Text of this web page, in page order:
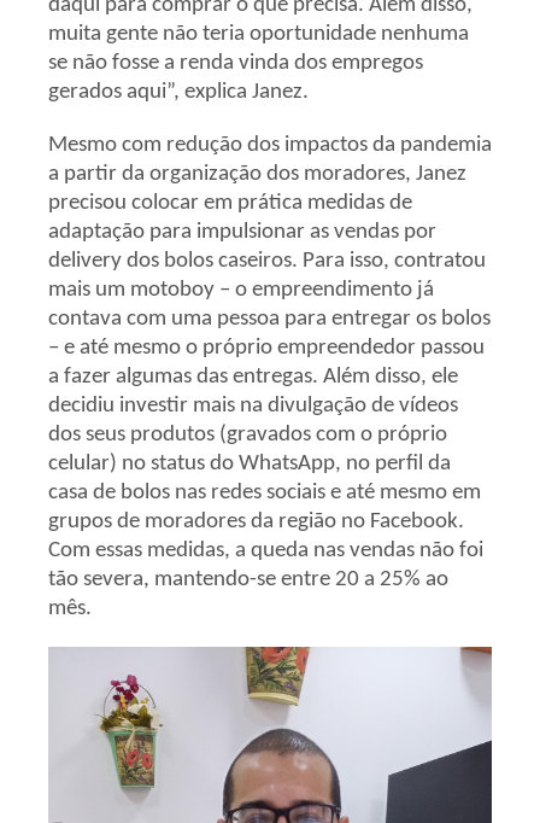
daqui para comprar o que precisa. Além disso,
muita gente não teria oportunidade nenhuma
se não fosse a renda vinda dos empregos
gerados aqui”, explica Janez.
Mesmo com redução dos impactos da pandemia
a partir da organização dos moradores, Janez
precisou colocar em prática medidas de
adaptação para impulsionar as vendas por
delivery dos bolos caseiros. Para isso, contratou
mais um motoboy – o empreendimento já
contava com uma pessoa para entregar os bolos
– e até mesmo o próprio empreendedor passou
a fazer algumas das entregas. Além disso, ele
decidiu investir mais na divulgação de vídeos
dos seus produtos (gravados com o próprio
celular) no status do WhatsApp, no perfil da
casa de bolos nas redes sociais e até mesmo em
grupos de moradores da região no Facebook.
Com essas medidas, a queda nas vendas não foi
tão severa, mantendo-se entre 20 a 25% ao
mês.